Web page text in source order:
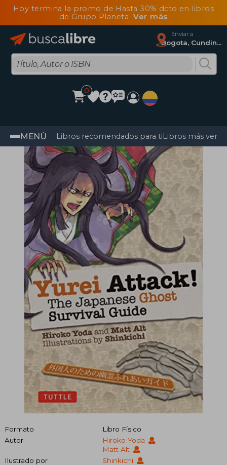
Hoy termina la promo de Hasta 30% dcto en libros
de Grupo Planeta Ver más
Enviar a
Bogota, Cundinamarca
0
MENÚ Libros recomendados para tiLibros más
Formato
Libro Físico
Autor
Hiroko Yoda
Matt Alt
Ilustrado por
Shinkichi